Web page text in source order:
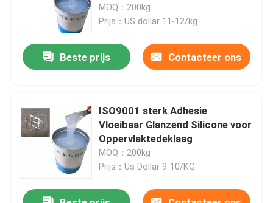
MOQ：200kg
Prijs：US dollar 11-12/kg
Beste prijs Contacteer ons
ISO9001 sterk Adhesie
Vloeibaar Glanzend Silicone voor
Oppervlaktedeklaag
MOQ：200kg
Prijs：Us Dollar 9-10/KG